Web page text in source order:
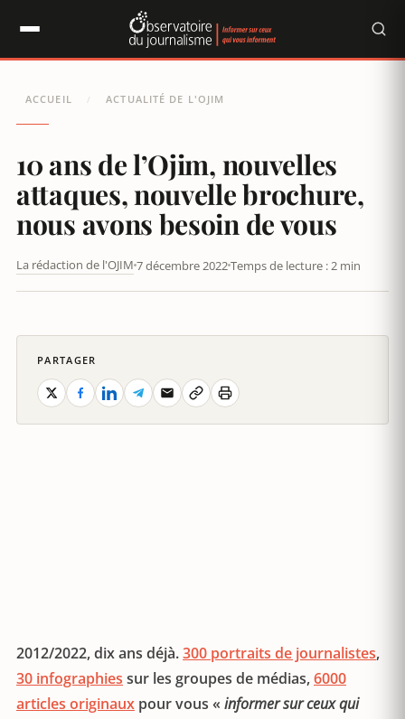
ACCUEIL / ACTUALITÉ DE L'OJIM
10 ans de l’Ojim, nouvelles
attaques, nouvelle brochure,
nous avons besoin de vous
La rédaction de l'OJIM 7 décembre 2022Temps de lecture : 2 min
2012/2022, dix ans déjà.300 portraits de journalistes,
30 infographies sur les groupes de médias,6000
articles originaux pour vous « informer sur ceux qui
PARTAGER
Panneau de gestion des cookies